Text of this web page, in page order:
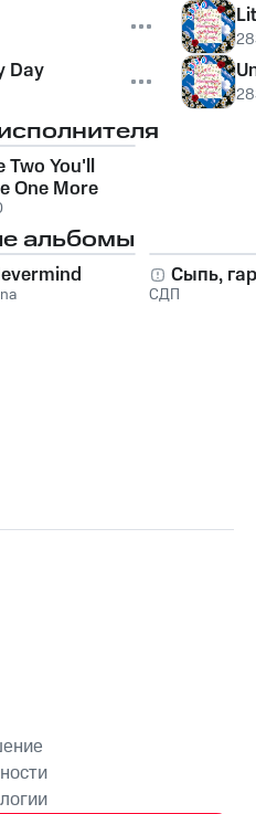
Day
Two You'll
One More
альбомы
Сыпь,
СДП